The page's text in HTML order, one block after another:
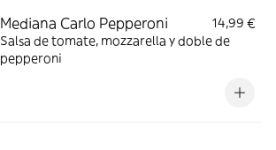
Mediana Carlo Pepperoni
14,99 €
Salsa de tomate, mozzarella y doble de
pepperoni